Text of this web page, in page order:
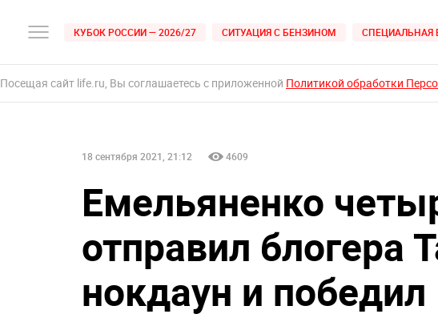
КУБОК РОССИИ — 2026/27 СИТУАЦИЯ С БЕНЗИНОМ СПЕЦИАЛЬНАЯ
Посещая сайт life.ru, Вы соглашаетесь с приложенной Политикой обработки
18 сентября 2021, 21:12 4609
Емельяненко
отправил блогера
нокдаун и победил